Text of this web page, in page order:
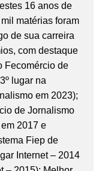
16 anos de
matérias foram
de sua carreira
com destaque
Fecomércio de
lugar na
em 2023);
de Jornalismo
2017 e
Fiep de
Internet – 2014